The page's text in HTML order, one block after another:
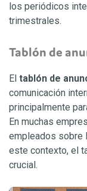
los periódicos
trimestrales.
Tablón de
El tablón de
comunicación
principalmente
En muchas
empleados sobre
este contexto, el
crucial.